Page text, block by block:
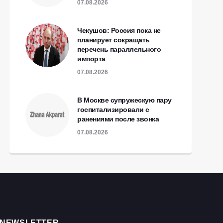
07.08.2026
Чекушов: Россия пока не
планирует сокращать
перечень параллельного
импорта
07.08.2026
В Москве супружескую пару
госпитализировали с
ранениями после звонка
07.08.2026